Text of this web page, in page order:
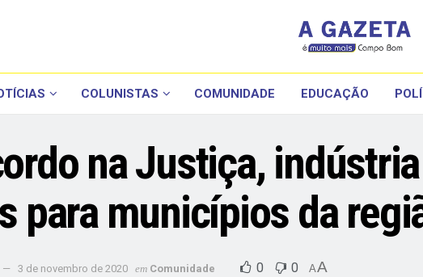
COLUNISTAS COMUNIDADE EDUCAÇÃO
na Justiça,
para municípios da
3 de novembro de 2020 em Comunidade 0 0 AA